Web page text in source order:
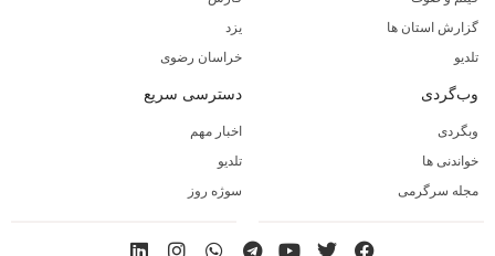
گزارش استان ها
تلدیو
یزد
خراسان رضوی
وب‌گردی
وبگردی
خواندنی ها
مجله سرگرمی
دسترسی سریع
اخبار مهم
تلدیو
سوژه روز